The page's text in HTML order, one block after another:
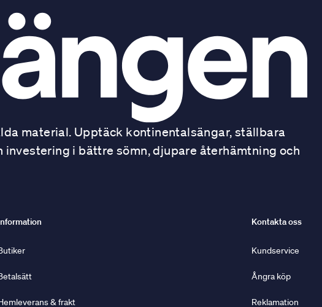
material. Upptäck kontinentalsängar, ställbara
i bättre sömn, djupare återhämtning och
& frakt
Kontakta oss
Kundservice
Ångra köp
Reklamation